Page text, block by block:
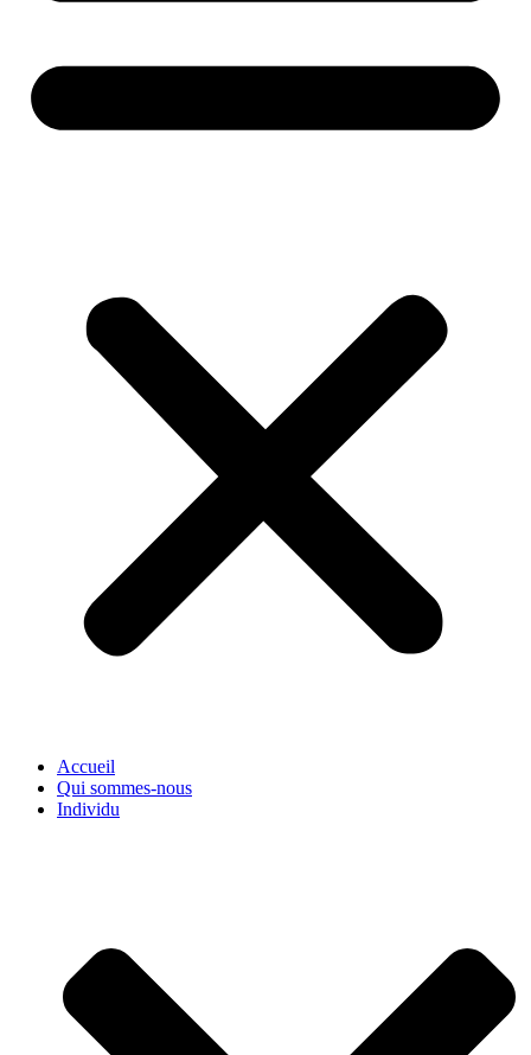
Accueil
Qui sommes-nous
Individu